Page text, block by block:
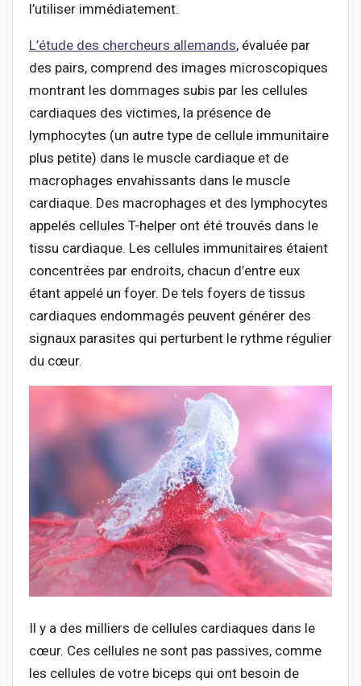
l’utiliser immédiatement.
L’étude des chercheurs allemands, évaluée par
des pairs, comprend des images microscopiques
montrant les dommages subis par les cellules
cardiaques des victimes, la présence de
lymphocytes (un autre type de cellule immunitaire
plus petite) dans le muscle cardiaque et de
macrophages envahissants dans le muscle
cardiaque. Des macrophages et des lymphocytes
appelés cellules T-helper ont été trouvés dans le
tissu cardiaque. Les cellules immunitaires étaient
concentrées par endroits, chacun d’entre eux
étant appelé un foyer. De tels foyers de tissus
cardiaques endommagés peuvent générer des
signaux parasites qui perturbent le rythme régulier
du cœur.
Il y a des milliers de cellules cardiaques dans le
cœur. Ces cellules ne sont pas passives, comme
les cellules de votre biceps qui ont besoin de